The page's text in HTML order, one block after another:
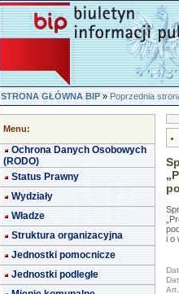
STRONA GŁÓWNA BIP»Poprzednia
Menu:
Ochrona Danych Osobowych
(RODO)
Status Prawny
Wydziały
Władze
Struktura organizacyjna
Jednostki pomocnicze
Jednostki podległe
i o